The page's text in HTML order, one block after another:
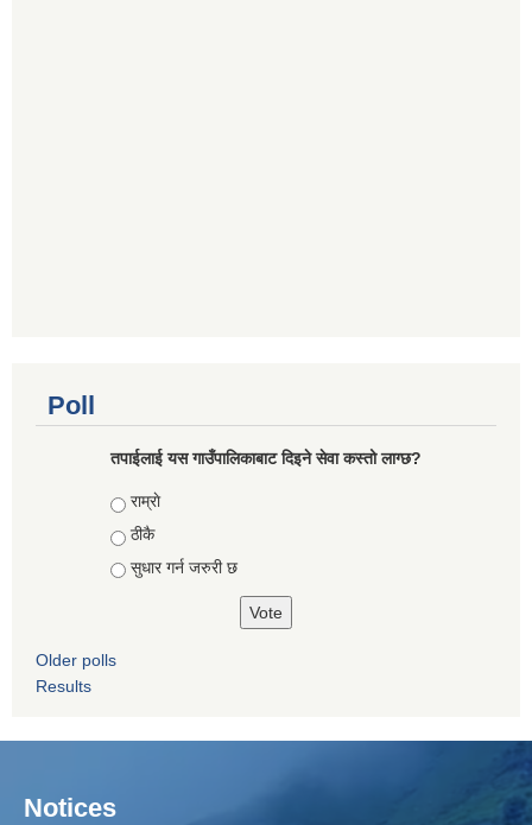
Poll
तपाईलाई यस गाउँपालिकाबाट दिइने सेवा कस्तो लाग्छ?
Choices
राम्राे
ठीकै
सुधार गर्न जरुरी छ
Older polls
Results
Notices